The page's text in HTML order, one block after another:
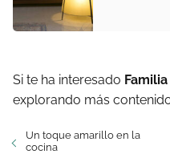
Si te ha interesado
explorando más
Un toque amarillo en la
cocina